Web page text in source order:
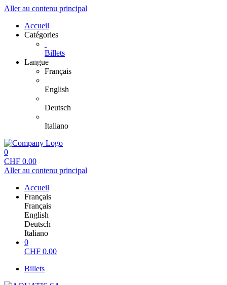
Aller au contenu principal
Accueil
Catégories
Billets
Langue
Français
English
Deutsch
Italiano
0
CHF 0.00
Aller au contenu principal
Accueil
Français
Français
English
Deutsch
Italiano
0
CHF 0.00
Billets